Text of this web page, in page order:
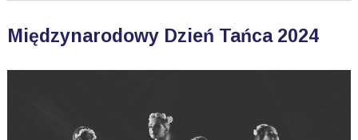
Międzynarodowy Dzień Tańca 2024